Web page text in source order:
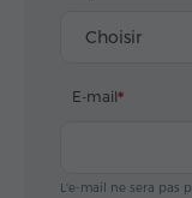
Choisir
E-mail
L'e-mail ne sera pas